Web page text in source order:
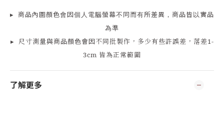
▸ 商品內圖顏色會因個人電腦螢幕不同而有所差異，商品皆以實品
為準
▸ 尺寸測量與商品顏色會因不同批製作，多少有些許誤差，落差1-
3cm 皆為正常範圍
了解更多